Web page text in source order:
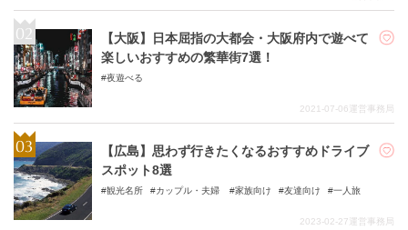
【大阪】日本屈指の大都会・大阪府内で遊べて
楽しいおすすめの繁華街7選！
夜遊べる
2021-07-06運営事務局
【広島】思わず行きたくなるおすすめドライブ
スポット8選
観光名所 カップル・夫婦 家族向け 友達向け 一人旅
2023-02-27運営事務局